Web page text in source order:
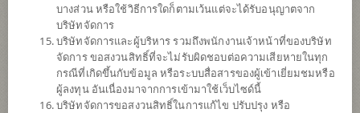
(REITs) หรือกองทุนรวมโครงสร้างพื้นฐาน (infra) ซึ่งอยู่ภายใต้การ
จัดการของบริษัทจัดการในสัดส่วนไม่เกิน 100% ของ NAV
กองทุนอาจลงทุนในสัญญาซื้อขายล่วงหน้า (Derivatives) เพื่อเพิ่ม
ประสิทธิภาพการบริหารการลงทุน (Efficient portfolio management)
และ/หรือการบริหารความเสี่ยง โดยป้องกันความเสี่ยงจากอัตราแลก
เปลี่ยน (Hedging) ตามดุลยพินิจของผู้จัดการกองทุน
บางส่วน หรือใช้วิธีการใดก็ตามเว้นแต่จะได้รับอนุญาตจาก
บริษัทจัดการ
บริษัทจัดการและผู้บริหาร รวมถึงพนักงานเจ้าหน้าที่ของบริษัท
จัดการ ขอสงวนสิทธิ์ที่จะไม่รับผิดชอบต่อความเสียหายในทุก
กรณีที่เกิดขึ้นกับข้อมูล หรือระบบสื่อสารของผู้เข้าเยี่ยมชมหรือ
ผู้ลงทุน อันเนื่องมาจากการเข้ามาใช้เว็บไซด์นี้
บริษัทจัดการขอสงวนสิทธิ์ในการแก้ไข ปรับปรุง หรือ